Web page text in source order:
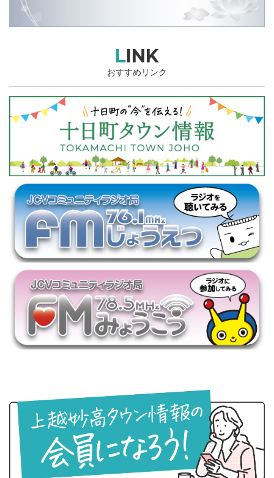
LINK
おすすめリンク